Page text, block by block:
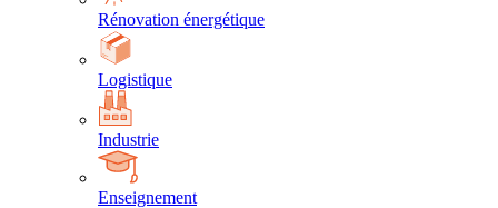
Rénovation énergétique
Logistique
Industrie
Enseignement